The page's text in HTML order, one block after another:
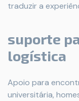
traduzir a
suporte
logística
Apoio para
universitária,